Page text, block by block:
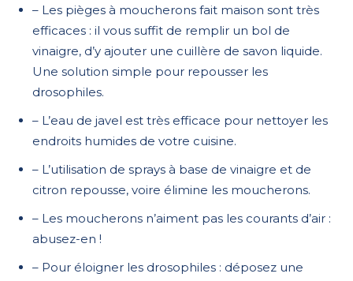
– Les pièges à moucherons fait maison sont très
efficaces : il vous suffit de remplir un bol de
vinaigre, d’y ajouter une cuillère de savon liquide.
Une solution simple pour repousser les
drosophiles.
– L’eau de javel est très efficace pour nettoyer les
endroits humides de votre cuisine.
– L’utilisation de sprays à base de vinaigre et de
citron repousse, voire élimine les moucherons.
– Les moucherons n’aiment pas les courants d’air :
abusez-en !
– Pour éloigner les drosophiles : déposez une